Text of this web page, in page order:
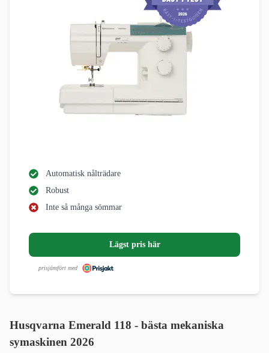
Automatisk nålträdare
Robust
Inte så många sömmar
Lägst pris här
prisjämfört med
Husqvarna Emerald 118 - bästa mekaniska
symaskinen 2026